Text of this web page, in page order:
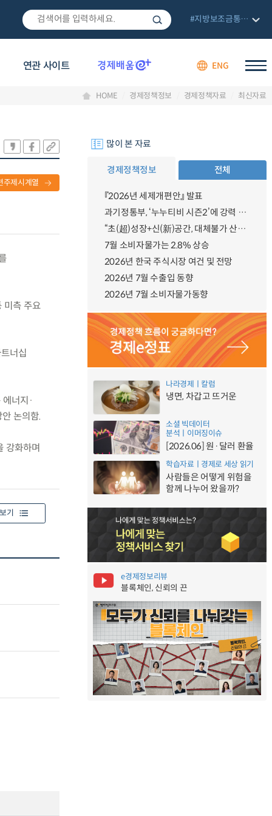
연관 사이트 ENG
#지방보조금통합관리망
HOME 경제정책정보 경제정책자료 최신자료
주제시계열
미측 주요
너십
너지·
논의함.
강화하며
기
많이 본 자료
경제정책정보 전체
『2026년 세제개편안』 발표
과기정통부, ‘누누티비 시즌2’에 강력 대응 의지 밝혀
“초(超)성장+신(新)공간, 대체불가 산업강국”
7월 소비자물가는 2.8% 상승
2026년 한국 주식시장 여건 및 전망
2026년 7월 수출입 동향
2026년 7월 소비자물가동향
나라경제ㅣ칼럼
냉면, 차갑고 뜨거운
소셜 빅데이터
분석ㅣ이머징이슈
[2026.06] 원·달러 환율
학습자료ㅣ경제로 세상 읽기
사람들은 어떻게 위험을
함께 나누어 왔을까?
e경제정보리뷰
블록체인, 신뢰의 끈